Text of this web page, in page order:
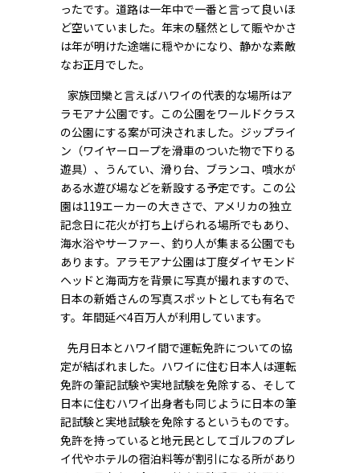
ったです。道路は一年中で一番と言って良いほ
ど空いていました。年末の騒然として賑やかさ
は年が明けた途端に穏やかになり、静かな素敵
なお正月でした。
家族団欒と言えばハワイの代表的な場所はア
ラモアナ公園です。この公園をワールドクラス
の公園にする案が可決されました。ジップライ
ン（ワイヤーロープを滑車のついた物で下りる
遊具）、うんてい、滑り台、ブランコ、噴水が
ある水遊び場などを新設する予定です。この公
園は119エーカーの大きさで、アメリカの独立
記念日に花火が打ち上げられる場所でもあり、
海水浴やサーファー、釣り人が集まる公園でも
あります。アラモアナ公園は丁度ダイヤモンド
ヘッドと海両方を背景に写真が撮れますので、
日本の新婚さんの写真スポットとしても有名で
す。年間延べ4百万人が利用しています。
先月日本とハワイ間で運転免許についての協
定が結ばれました。ハワイに住む日本人は運転
免許の筆記試験や実地試験を免除する、そして
日本に住むハワイ出身者も同じように日本の筆
記試験と実地試験を免除するというものです。
免許を持っていると地元民としてゴルフのプレ
イ代やホテルの宿泊料等が割引になる所があり